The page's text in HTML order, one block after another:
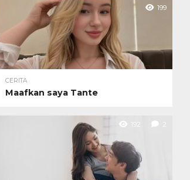
199
CERITA
Maafkan saya Tante
192 2